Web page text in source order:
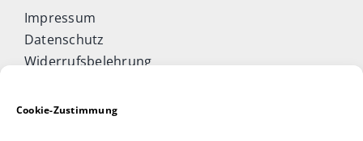
Cookie-Zustimmung
Impressum
Datenschutz
Widerrufsbelehrung
Allgemeine Geschäftsbedingungen